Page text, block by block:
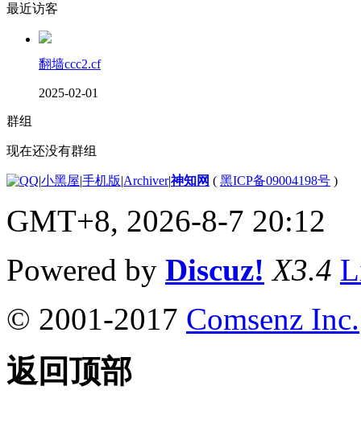
最近访客
翻墙ccc2.cf
2025-02-01
群组
现在还没有群组
|小黑屋|手机版|Archiver|神知网 ( 黑ICP备09004198号 )
GMT+8, 2026-8-7 20:12
Powered by Discuz! X3.4
© 2001-2017 Comsenz Inc.
返回顶部